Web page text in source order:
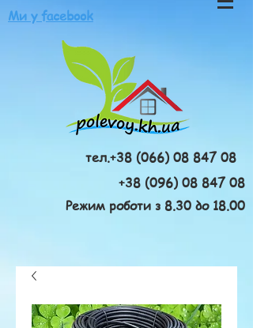
Ми у facebook
тел.+38 (066) 08 847 08
+38 (096) 08 847 08
Режим роботи з 8.30 до 18.00